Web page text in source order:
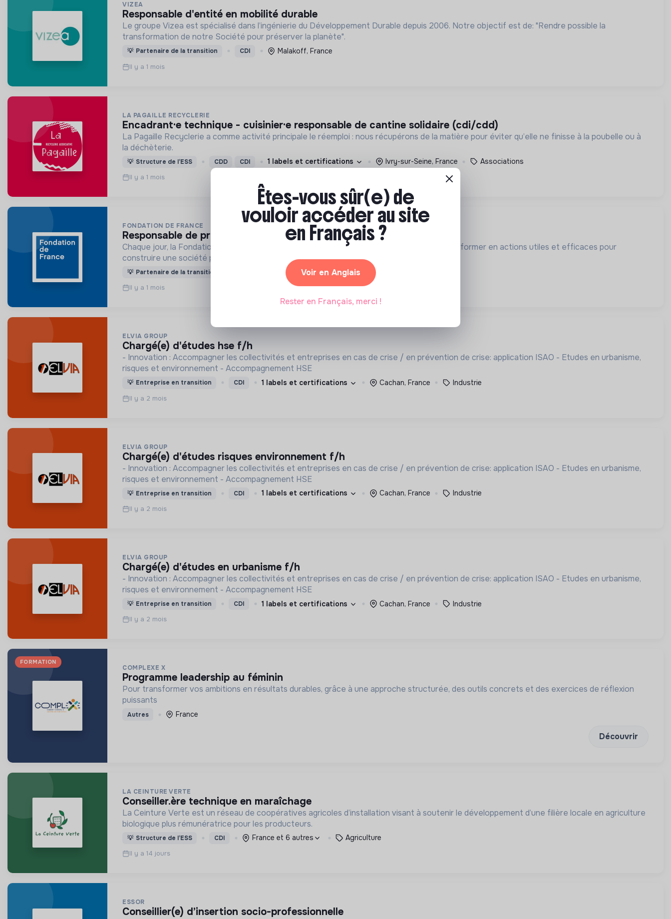
VIZEA
responsable d'entité en mobilité durable
Le groupe Vizea est spécialisé dans l’ingénierie du Développement Durable depuis 2006. Notre objectif est de: "Rendre possible la
transformation de notre Société pour préserver la planète".
💡 Partenaire de la transition CDI Malakoff, France
Il y a 1 mois
LA PAGAILLE RECYCLERIE
encadrant·e technique - cuisinier·e responsable de cantine solidaire (cdi/cdd)
La Pagaille Recyclerie a comme activité principale le réemploi : nous récupérons de la matière pour éviter qu’elle ne finisse à la poubelle ou à
la déchèterie.
💡 Structure de l’ESS CDD CDI 1 labels et certifications Ivry-sur-Seine, France Associations
Il y a 1 mois
FONDATION DE FRANCE
responsable de programmes urgences - france et international h/f
Chaque jour, la Fondation de France encourage les envies d’agir, avec un objectif : les transformer en actions utiles et efficaces pour
construire une société plus digne et plus juste.
💡 Partenaire de la transition Puteaux - La Défense, France
Il y a 1 mois
ELVIA GROUP
chargé(e) d'études hse f/h
- Innovation : Accompagner les collectivités et entreprises en cas de crise / en prévention de crise: application ISAO - Etudes en urbanisme,
risques et environnement - Accompagnement HSE
💡 Entreprise en transition CDI 1 labels et certifications Cachan, France Industrie
Il y a 2 mois
ELVIA GROUP
chargé(e) d'études risques environnement f/h
- Innovation : Accompagner les collectivités et entreprises en cas de crise / en prévention de crise: application ISAO - Etudes en urbanisme,
risques et environnement - Accompagnement HSE
💡 Entreprise en transition CDI 1 labels et certifications Cachan, France Industrie
Il y a 2 mois
ELVIA GROUP
chargé(e) d'études en urbanisme f/h
- Innovation : Accompagner les collectivités et entreprises en cas de crise / en prévention de crise: application ISAO - Etudes en urbanisme,
risques et environnement - Accompagnement HSE
💡 Entreprise en transition CDI 1 labels et certifications Cachan, France Industrie
Il y a 2 mois
FORMATION
COMPLEXE X
programme leadership au féminin
Pour transformer vos ambitions en résultats durables, grâce à une approche structurée, des outils concrets et des exercices de réflexion
puissants
Autres France
Découvrir
LA CEINTURE VERTE
conseiller.ère technique en maraîchage
La Ceinture Verte est un réseau de coopératives agricoles d’installation visant à soutenir le développement d’une filière locale en agriculture
biologique plus rémunératrice pour les producteurs.
💡 Structure de l’ESS CDI France et 6 autres Agriculture
Il y a 14 jours
ESSOR
conseillier(e) d’insertion socio-professionnelle
Êtes-vous sûr(e) de
vouloir accéder au site
en Français ?
Voir en Anglais
Rester en Français, merci !